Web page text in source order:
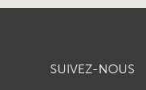
SUIVEZ-NOUS